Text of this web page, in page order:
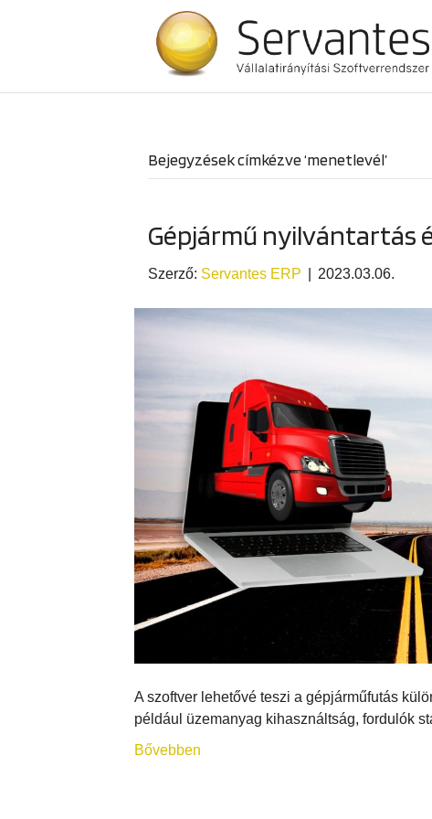
Bejegyzések címkézve ‘menetlevél’
Gépjármű nyilvántartás
Szerző: Servantes ERP 2023.03.06.
A szoftver lehetővé teszi a gépjárműfutás
például üzemanyag kihasználtság, fordulók
Bővebben